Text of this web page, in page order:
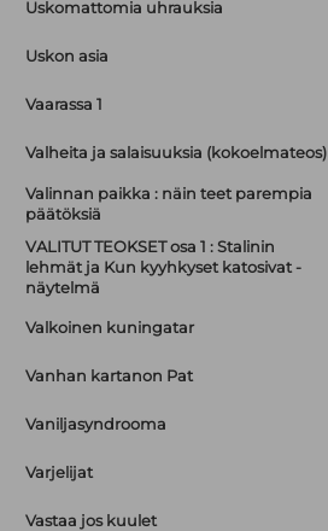
Uskomattomia uhrauksia
Uskon asia
Vaarassa 1
Valheita ja salaisuuksia (kokoelmateos)
Valinnan paikka : näin teet parempia
päätöksiä
VALITUT TEOKSET osa 1 : Stalinin
lehmät ja Kun kyyhkyset katosivat -
näytelmä
Valkoinen kuningatar
Vanhan kartanon Pat
Vaniljasyndrooma
Varjelijat
Vastaa jos kuulet